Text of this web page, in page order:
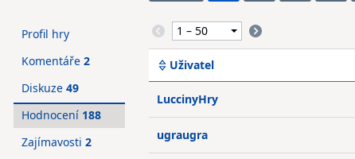
Uživatel
LuccinyHry
ugraugra
Profil hry
Komentáře 2
Diskuze 49
Hodnocení 188
Zajímavosti 2